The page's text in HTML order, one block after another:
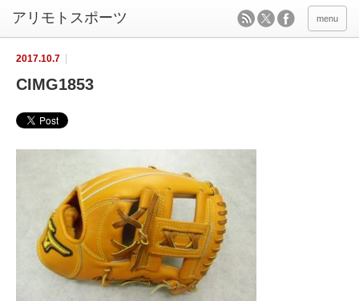
menu
2017.10.7
CIMG1853